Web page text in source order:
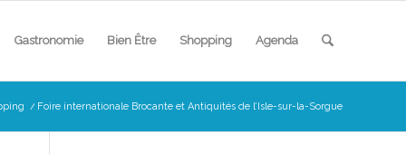
Gastronomie Bien Être Shopping Agenda
/ Foire internationale Brocante et Antiquités de l’Isle-sur-la-Sorgue